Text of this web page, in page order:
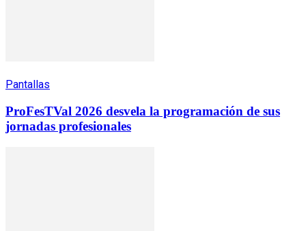
Pantallas
ProFesTVal 2026 desvela la programación de sus
jornadas profesionales